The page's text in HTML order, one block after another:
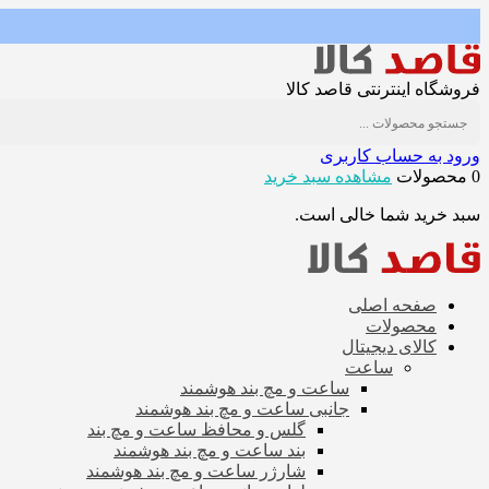
فروشگاه اینترنتی قاصد کالا
ورود به حساب کاربری
0 محصولات
مشاهده سبد خرید
سبد خرید شما خالی است.
صفحه اصلی
محصولات
کالای دیجیتال
ساعت
ساعت و مچ بند هوشمند
جانبی ساعت و مچ بند هوشمند
گلس و محافظ ساعت و مچ بند
بند ساعت و مچ بند هوشمند
شارژر ساعت و مچ بند هوشمند